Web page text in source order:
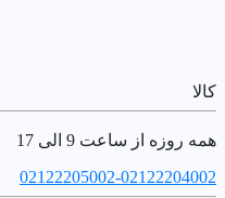
کالا
همه روزه از ساعت 9 الی 17
02122205002-02122204002